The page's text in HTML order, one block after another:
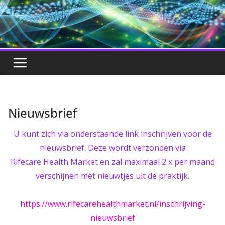
Nieuwsbrief
U kunt zich via onderstaande link inschrijven voor de
nieuwsbrief. Deze wordt verzonden via
Rifecare Health Market en zal maximaal 2 x per maand
verschijnen met nieuwtjes uit de praktijk.
https://www.rifecarehealthmarket.nl/inschrijving-
nieuwsbrief